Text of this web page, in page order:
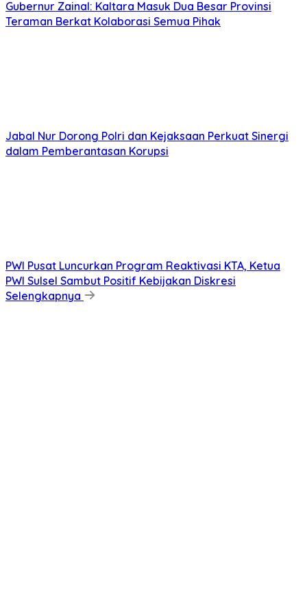
Gubernur Zainal: Kaltara Masuk Dua Besar Provinsi
Teraman Berkat Kolaborasi Semua Pihak
Jabal Nur Dorong Polri dan Kejaksaan Perkuat Sinergi
dalam Pemberantasan Korupsi
PWI Pusat Luncurkan Program Reaktivasi KTA, Ketua
PWI Sulsel Sambut Positif Kebijakan Diskresi
Selengkapnya